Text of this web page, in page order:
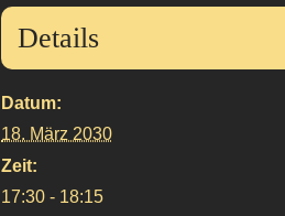
Details
Datum:
18. März 2030
Zeit:
17:30 - 18:15